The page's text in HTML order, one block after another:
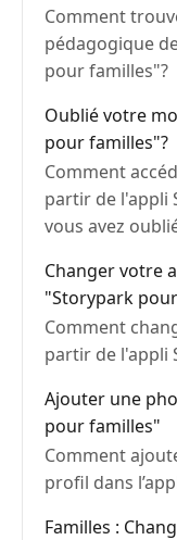
Comment
pédagogique
pour familles"?
Oublié votre
pour familles"?
Comment
partir de l'appli
vous avez
Changer votre
"Storypark
Comment
partir de l'appli
Ajouter une
pour familles"
Comment
profil dans
Familles :